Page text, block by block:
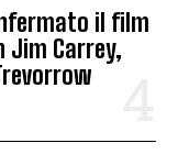
il film
Jim Carrey,